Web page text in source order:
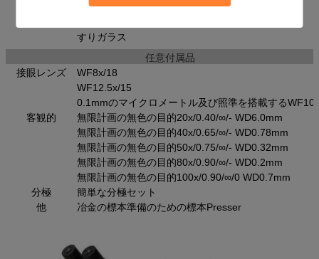
すりガラス
任意付属品
接眼レンズ
WF8x/18
WF12.5x/15
0.1mmのマイクロメートル及び照準を搭載する
客観的
無限計画の無色の目的20x/0.40/∞/- WD6.0mm
無限計画の無色の目的40x/0.65/∞/- WD0.78mm
無限計画の無色の目的50x/0.75/∞/- WD0.32mm
無限計画の無色の目的80x/0.90/∞/- WD0.2mm
無限計画の無色の目的100x/0.90/∞/0 WD0.7mm
分極
簡単な分極セット
他
冶金の標本準備のための標本Presser